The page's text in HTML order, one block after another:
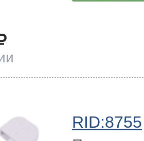
RID:8755